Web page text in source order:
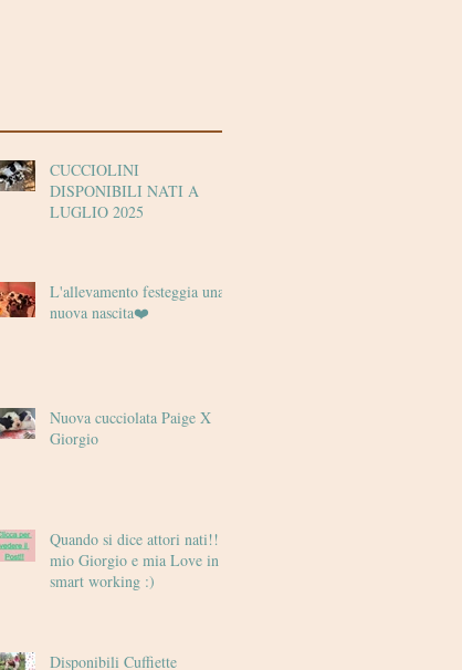
CUCCIOLINI
DISPONIBILI NATI A
LUGLIO 2025
L'allevamento festeggia una
nuova nascita❤️
Nuova cucciolata Paige X
Giorgio
Quando si dice attori nati!! il
mio Giorgio e mia Love in
smart working :)
Disponibili Cuffiette